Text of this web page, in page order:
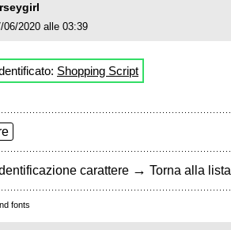
06/2020 alle 03:39
Shopping Script
carattere → Torna alla lista
fonts